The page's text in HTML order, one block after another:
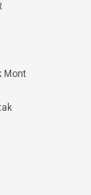
Mont